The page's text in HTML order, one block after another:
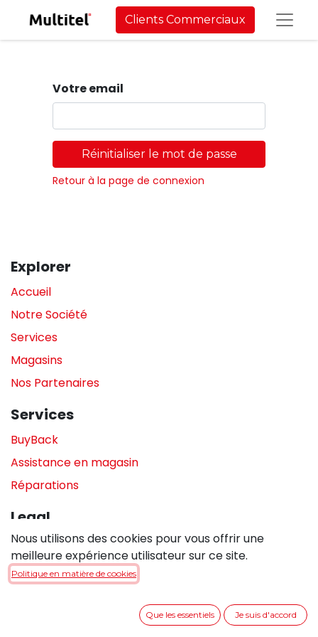
Clients Commerciaux
Votre email
Réinitialiser le mot de passe
Retour à la page de connexion
Explorer
Accueil
Notre Société
Services
Magasins
Nos Partenaires
Services
BuyBack
Assistance en magasin
Réparations
Legal
Politique de confidentialité
Politique de cookies
Conditions générales de vente
Nous utilisons des cookies pour vous offrir une
meilleure expérience utilisateur sur ce site.
Politique en matière de cookies
Que les essentiels Je suis d'accord